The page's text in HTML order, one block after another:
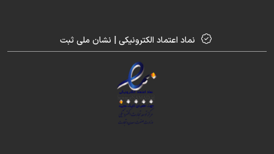
نماد اعتماد الکترونیکی | نشان ملی ثبت